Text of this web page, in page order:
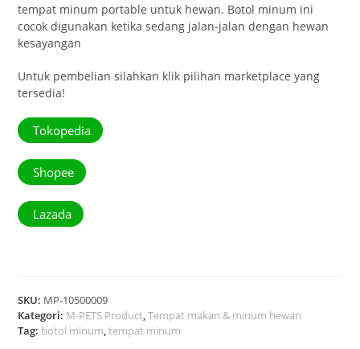
tempat minum portable untuk hewan. Botol minum ini
cocok digunakan ketika sedang jalan-jalan dengan hewan
kesayangan
Untuk pembelian silahkan klik pilihan marketplace yang
tersedia!
Tokopedia
Shopee
Lazada
SKU: MP-10500009
Kategori: M-PETS Product,Tempat makan & minum hewan
Tag: botol minum,tempat minum